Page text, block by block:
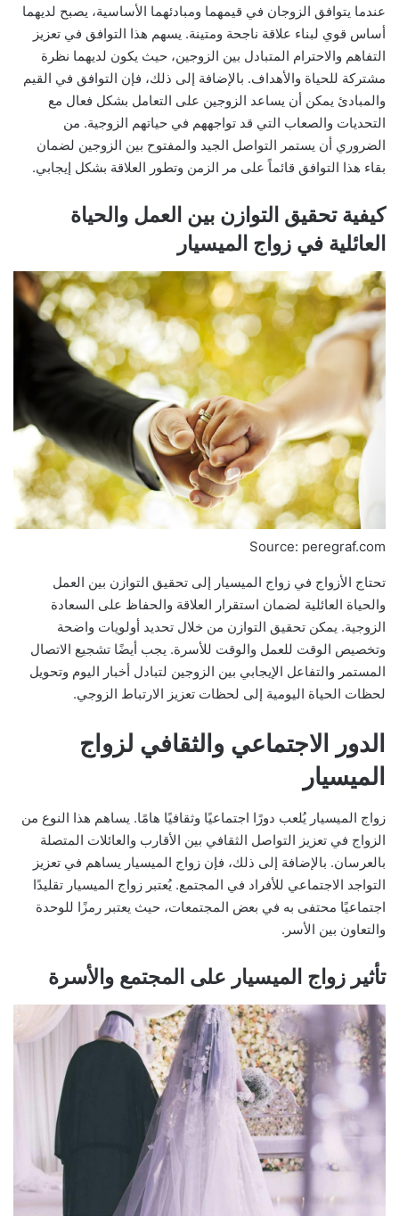
عندما يتوافق الزوجان في قيمهما ومبادئهما الأساسية، يصبح لديهما
أساس قوي لبناء علاقة ناجحة ومتينة. يسهم هذا التوافق في تعزيز
التفاهم والاحترام المتبادل بين الزوجين، حيث يكون لديهما نظرة
مشتركة للحياة والأهداف. بالإضافة إلى ذلك، فإن التوافق في القيم
والمبادئ يمكن أن يساعد الزوجين على التعامل بشكل فعال مع
التحديات والصعاب التي قد تواجههم في حياتهم الزوجية. من
الضروري أن يستمر التواصل الجيد والمفتوح بين الزوجين لضمان
بقاء هذا التوافق قائماً على مر الزمن وتطور العلاقة بشكل إيجابي.
كيفية تحقيق التوازن بين العمل والحياة
العائلية في زواج الميسيار
Source: peregraf.com
تحتاج الأزواج في زواج الميسيار إلى تحقيق التوازن بين العمل
والحياة العائلية لضمان استقرار العلاقة والحفاظ على السعادة
الزوجية. يمكن تحقيق التوازن من خلال تحديد أولويات واضحة
وتخصيص الوقت للعمل والوقت للأسرة. يجب أيضًا تشجيع الاتصال
المستمر والتفاعل الإيجابي بين الزوجين لتبادل أخبار اليوم وتحويل
لحظات الحياة اليومية إلى لحظات تعزيز الارتباط الزوجي.
الدور الاجتماعي والثقافي لزواج
الميسيار
زواج الميسيار يُلعب دورًا اجتماعيًا وثقافيًا هامًا. يساهم هذا النوع من
الزواج في تعزيز التواصل الثقافي بين الأقارب والعائلات المتصلة
بالعرسان. بالإضافة إلى ذلك، فإن زواج الميسيار يساهم في تعزيز
التواجد الاجتماعي للأفراد في المجتمع. يُعتبر زواج الميسيار تقليدًا
اجتماعيًا محتفى به في بعض المجتمعات، حيث يعتبر رمزًا للوحدة
والتعاون بين الأسر.
تأثير زواج الميسيار على المجتمع والأسرة